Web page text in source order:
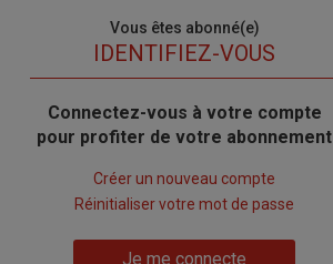
Vous êtes abonné(e)
IDENTIFIEZ-VOUS
Body
Connectez-vous à votre compte
pour profiter de votre abonnement
Créer un nouveau compte
Réinitialiser votre mot de passe
Je me connecte